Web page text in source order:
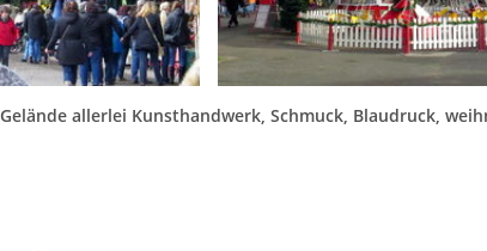
allerlei Kunsthandwerk, Schmuck, Blaudruck,